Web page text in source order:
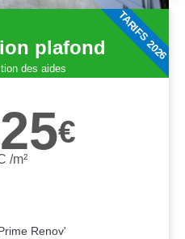
plafond
des aides
€
/m²
Renov'
TARIFS 2026